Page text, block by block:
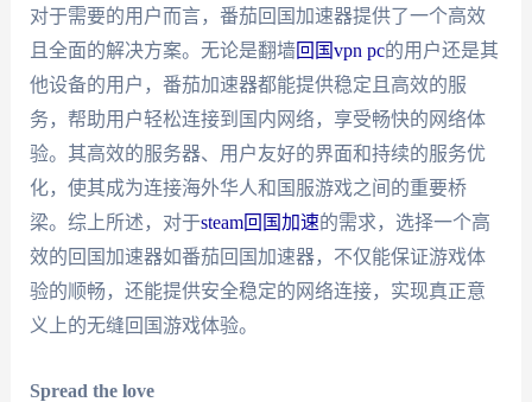
对于需要的用户而言，番茄回国加速器提供了一个高效
且全面的解决方案。无论是翻墙回国vpn pc的用户还是其
他设备的用户，番茄加速器都能提供稳定且高效的服
务，帮助用户轻松连接到国内网络，享受畅快的网络体
验。其高效的服务器、用户友好的界面和持续的服务优
化，使其成为连接海外华人和国服游戏之间的重要桥
梁。综上所述，对于steam回国加速的需求，选择一个高
效的回国加速器如番茄回国加速器，不仅能保证游戏体
验的顺畅，还能提供安全稳定的网络连接，实现真正意
义上的无缝回国游戏体验。
Spread the love